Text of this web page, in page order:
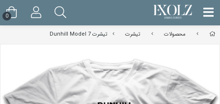
محصولات تیشرت تیشرت Dunhill Model 7
0